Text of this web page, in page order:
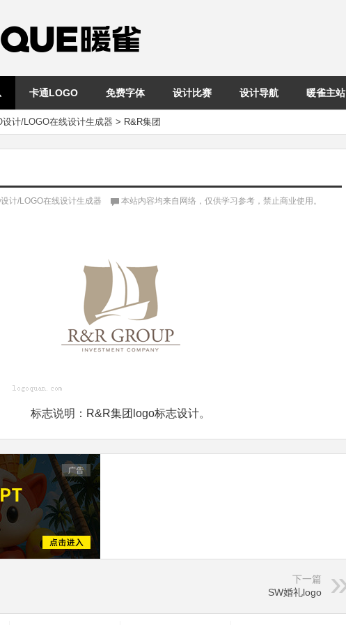
卡通LOGO 免费字体 设计比赛 设计导航 暖雀主站
设计/LOGO在线设计生成器 > R&R集团
设计/LOGO在线设计生成器 本站内容均来自网络，仅供学习参考，禁止商业使用。
标志说明：R&R集团logo标志设计。
下一篇
SW婚礼logo